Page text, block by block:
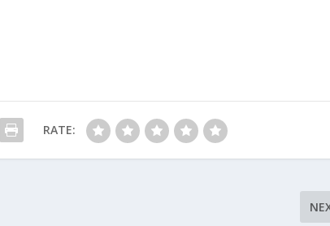
RATE: